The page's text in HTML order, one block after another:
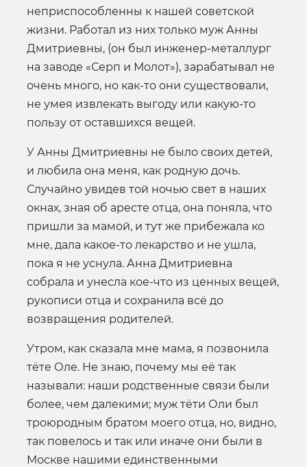
неприспособленны к нашей советской
жизни. Работал из них только муж Анны
Дмитриевны, (он был инженер-металлург
на заводе «Серп и Молот»), зарабатывал не
очень много, но как-то они существовали,
не умея извлекать выгоду или какую-то
пользу от оставшихся вещей.
У Анны Дмитриевны не было своих детей,
и любила она меня, как родную дочь.
Случайно увидев той ночью свет в наших
окнах, зная об аресте отца, она поняла, что
пришли за мамой, и тут же прибежала ко
мне, дала какое-то лекарство и не ушла,
пока я не уснула. Анна Дмитриевна
собрала и унесла кое-что из ценных вещей,
рукописи отца и сохранила всё до
возвращения родителей.
Утром, как сказала мне мама, я позвонила
тёте Оле. Не знаю, почему мы её так
называли: наши родственные связи были
более, чем далекими; муж тёти Оли был
троюродным братом моего отца, но, видно,
так повелось и так или иначе они были в
Москве нашими единственными